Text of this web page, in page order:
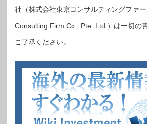
社（株式会社東京コンサルティングファ
Consulting Firm Co., Pte. Ltd.）は一切の
ご了承ください。